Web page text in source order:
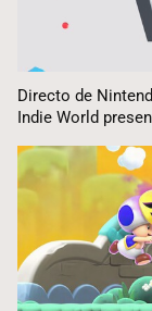
Directo de
Indie World